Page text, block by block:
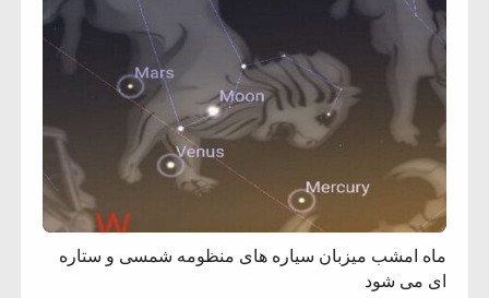
ماه امشب میزبان سیاره های منظومه شمسی و ستاره
ای می شود